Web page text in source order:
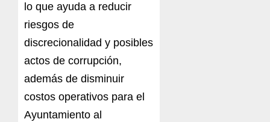
lo que ayuda a reducir
riesgos de
discrecionalidad y posibles
actos de corrupción,
además de disminuir
costos operativos para el
Ayuntamiento al